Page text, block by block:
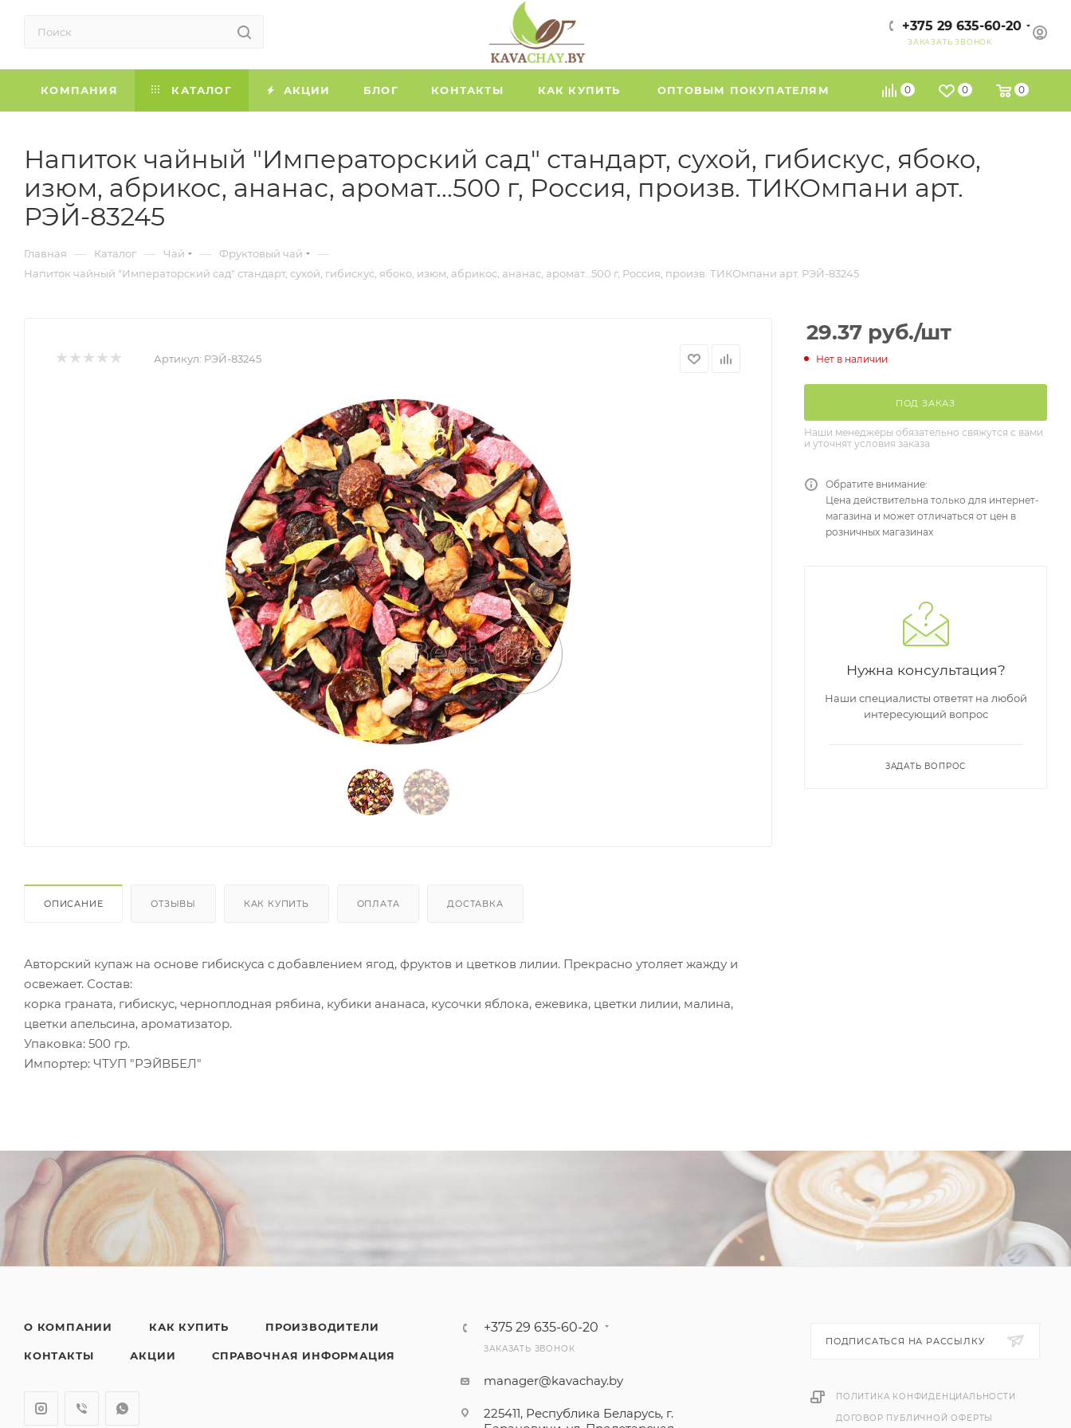
+375 29 635-60-20
ЗАКАЗАТЬ ЗВОНОК
0 0 0
КОМПАНИЯ КАТАЛОГ АКЦИИ БЛОГ КОНТАКТЫ КАК КУПИТЬ ОПТОВЫМ ПОКУПАТЕЛЯМ
Напиток чайный "Императорский сад" стандарт, сухой, гибискус, ябоко,
изюм, абрикос, ананас, аромат...500 г, Россия, произв. ТИКОмпани арт.
РЭЙ-83245
Главная — Каталог — Чай — Фруктовый чай —
Напиток чайный "Императорский сад" стандарт, сухой, гибискус, ябоко, изюм, абрикос, ананас, аромат...500 г, Россия, произв. ТИКОмпани арт. РЭЙ-83245
Артикул: РЭЙ-83245
ОПИСАНИЕ ОТЗЫВЫ КАК КУПИТЬ ОПЛАТА ДОСТАВКА
Авторский купаж на основе гибискуса с добавлением ягод, фруктов и цветков лилии. Прекрасно утоляет жажду и
освежает. Состав:
корка граната, гибискус, черноплодная рябина, кубики ананаса, кусочки яблока, ежевика, цветки лилии, малина,
цветки апельсина, ароматизатор.
Упаковка: 500 гр.
Импортер: ЧТУП "РЭЙВБЕЛ"
29.37 руб./шт
Нет в наличии
ПОД ЗАКАЗ
Наши менеджеры обязательно свяжутся с вами
и уточнят условия заказа
Обратите внимание:
Цена действительна только для интернет-
магазина и может отличаться от цен в
розничных магазинах
Нужна консультация?
Наши специалисты ответят на любой
интересующий вопрос
ЗАДАТЬ ВОПРОС
О КОМПАНИИ КАК КУПИТЬ ПРОИЗВОДИТЕЛИ
КОНТАКТЫ АКЦИИ СПРАВОЧНАЯ ИНФОРМАЦИЯ
+375 29 635-60-20
ЗАКАЗАТЬ ЗВОНОК
manager@kavachay.by
225411, Республика Беларусь, г.
ПОДПИСАТЬСЯ НА РАССЫЛКУ
ПОЛИТИКА КОНФИДЕНЦИАЛЬНОСТИ
ДОГОВОР ПУБЛИЧНОЙ ОФЕРТЫ